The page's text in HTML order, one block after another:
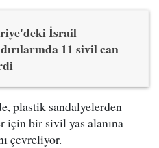
İsrail
11 sivil can
plastik sandalyelerden
için bir sivil yas alanına
çevreliyor.